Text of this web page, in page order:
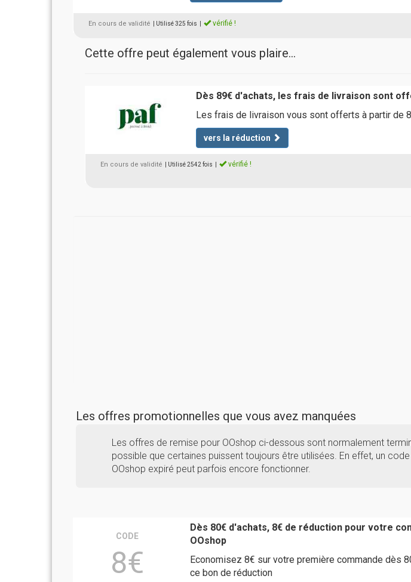
En cours de validité | Utilisé 325 fois vérifié !
Cette offre peut également vous plaire...
Dès 89€ d'achats, les frais de livraison sont
Les frais de livraison vous sont offerts à partir de
vers la réduction
En cours de validité | Utilisé 2542 fois vérifié !
Les offres promotionnelles que vous avez manquées
Les offres de remise pour OOshop ci-dessous sont normalement
possible que certaines puissent toujours être utilisées. En effet, un
OOshop expiré peut parfois encore fonctionner.
CODE
8€
Dès 80€ d'achats, 8€ de réduction pour votre
OOshop
Economisez 8€ sur votre première commande dès
ce bon de réduction